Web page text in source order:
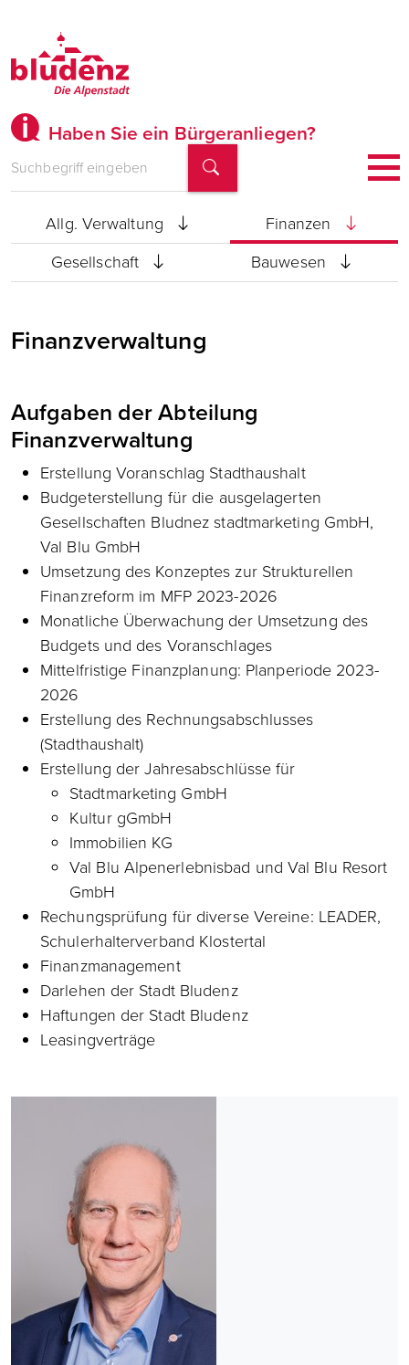
Haben Sie ein Bürgeranliegen?
Bürgermeister
Allg. Verwaltung
Finanzen
Gesellschaft
Bauwesen
Finanzverwaltung
Aufgaben der Abteilung
Finanzverwaltung
Erstellung Voranschlag Stadthaushalt
Budgeterstellung für die ausgelagerten
Gesellschaften Bludnez stadtmarketing GmbH,
Val Blu GmbH
Umsetzung des Konzeptes zur Strukturellen
Finanzreform im MFP 2023-2026
Monatliche Überwachung der Umsetzung des
Budgets und des Voranschlages
Mittelfristige Finanzplanung: Planperiode 2023-
2026
Erstellung des Rechnungsabschlusses
(Stadthaushalt)
Erstellung der Jahresabschlüsse für
Stadtmarketing GmbH
Kultur gGmbH
Immobilien KG
Val Blu Alpenerlebnisbad und Val Blu Resort
GmbH
Rechungsprüfung für diverse Vereine: LEADER,
Schulerhalterverband Klostertal
Finanzmanagement
Darlehen der Stadt Bludenz
Haftungen der Stadt Bludenz
Leasingverträge